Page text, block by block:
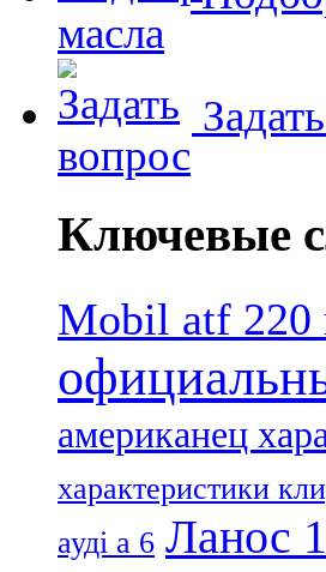
Ключевые
Mobil atf 220
американец
характеристики
ауді а 6 Ланос